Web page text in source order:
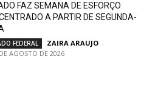
FAZ SEMANA DE ESFORÇO
A PARTIR DE SEGUNDA-
FEDERAL ZAIRA ARAUJO -
AGOSTO DE 2026